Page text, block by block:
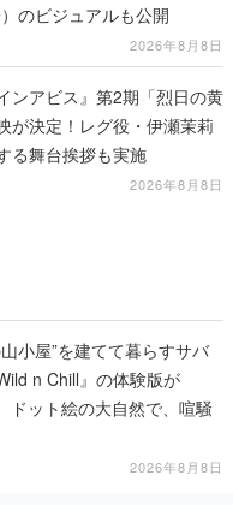
）のビジュアルも公開
2026年8月8日
ンアビス』第2期「烈日の黄
が決定！レグ役・伊瀬茉莉
る舞台挨拶も実施
2026年8月8日
小屋”を建てて暮らすサバ
n Chill』の体験版が
ドット絵の大自然で、喧騒
2026年8月8日